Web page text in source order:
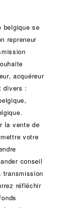
belgique se
repreneur
acquéreur
divers :
la vente de
votre
conseil
transmission
réfléchir